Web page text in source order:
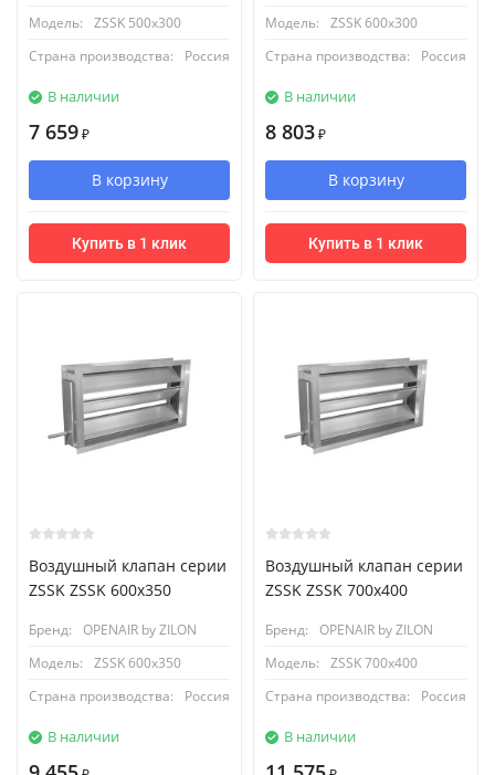
Модель:
ZSSK 500х300
Страна производства:
Россия
В наличии
7 659 ₽
В корзину
Купить в 1 клик
Модель:
ZSSK 600х300
Страна производства:
Россия
В наличии
8 803 ₽
В корзину
Купить в 1 клик
Воздушный клапан серии
ZSSK ZSSK 600х350
Бренд:
OPENAIR by ZILON
Модель:
ZSSK 600х350
Страна производства:
Россия
В наличии
Воздушный клапан серии
ZSSK ZSSK 700х400
Бренд:
OPENAIR by ZILON
Модель:
ZSSK 700х400
Страна производства:
Россия
В наличии